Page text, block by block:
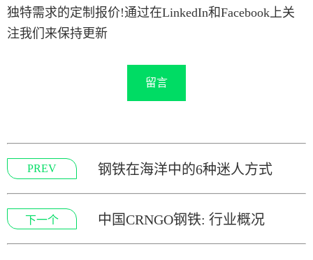
独特需求的定制报价!通过在LinkedIn和Facebook上关
注我们来保持更新
留言
PREV 钢铁在海洋中的6种迷人方式
下一个 中国CRNGO钢铁: 行业概况